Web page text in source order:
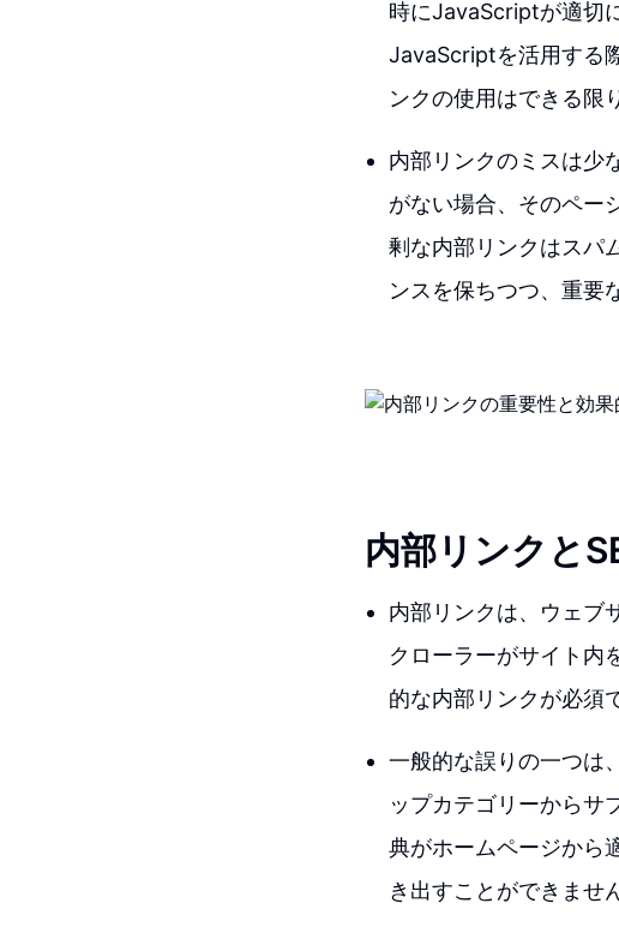
時にJavaScriptが適切
JavaScriptを活用する
ンクの使用はできる限
内部リンクのミスは少
がない場合、そのペー
剰な内部リンクはスパ
ンスを保ちつつ、重要
内部リンクと
内部リンクは、ウェブ
クローラーがサイト内
的な内部リンクが必須
一般的な誤りの一つは
ップカテゴリーからサ
典がホームページから
き出すことができませ